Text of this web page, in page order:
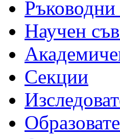
Ръководни
Научен
Секции